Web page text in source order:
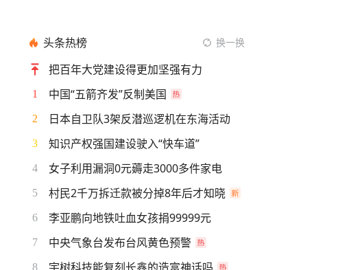
头条热榜 换一换
把百年大党建设得更加坚强有力
1 中国“五箭齐发”反制美国
2 日本自卫队3架反潜巡逻机在东海活动
3 知识产权强国建设驶入“快车道”
4 女子利用漏洞0元薅走3000多件家电
5 村民2千万拆迁款被分掉8年后才知晓
6 李亚鹏向地铁吐血女孩捐99999元
7 中央气象台发布台风黄色预警
8